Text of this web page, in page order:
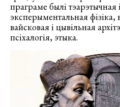
праграме былі тэарэтычная
эксперыментальная
вайсковая і цывільная
псіхалогія, этыка.